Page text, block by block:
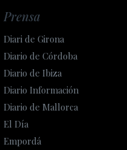
Prensa
Diari de Girona
Diario de Córdoba
Diario de Ibiza
Diario Información
Diario de Mallorca
El Día
Empordá